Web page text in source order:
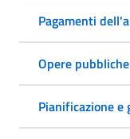
Pagamenti
Opere pubbliche
Pianificazione